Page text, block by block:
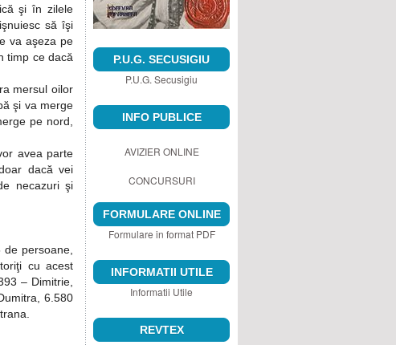
şi în zilele
să îşi
va aşeza pe
timp ce dacă
mersul oilor
şi va merge
pe nord,
avea parte
dacă vei
necazuri şi
persoane,
cu acest
– Dimitrie,
6.580
P.U.G. SECUSIGIU
P.U.G. Secusigiu
INFO PUBLICE
AVIZIER ONLINE
CONCURSURI
FORMULARE ONLINE
Formulare in format PDF
INFORMATII UTILE
Informatii Utile
REVTEX